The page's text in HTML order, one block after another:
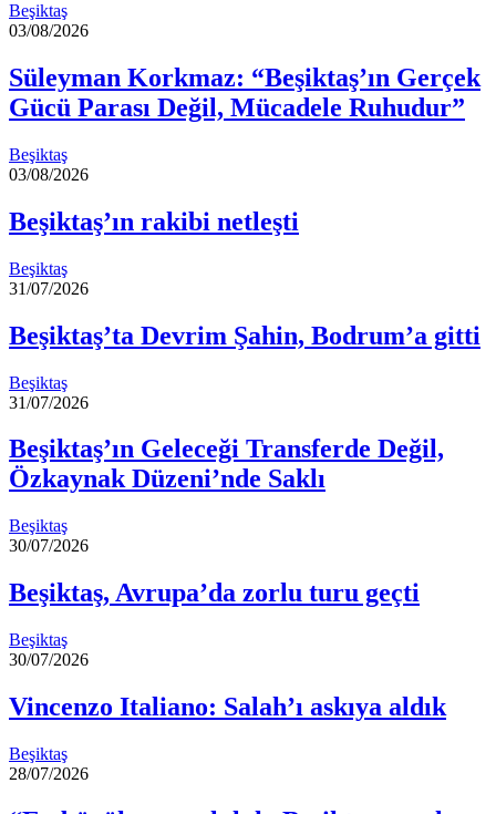
Beşiktaş
03/08/2026
Süleyman Korkmaz: “Beşiktaş’ın Gerçek
Gücü Parası Değil, Mücadele Ruhudur”
Beşiktaş
03/08/2026
Beşiktaş’ın rakibi netleşti
Beşiktaş
31/07/2026
Beşiktaş’ta Devrim Şahin, Bodrum’a gitti
Beşiktaş
31/07/2026
Beşiktaş’ın Geleceği Transferde Değil,
Özkaynak Düzeni’nde Saklı
Beşiktaş
30/07/2026
Beşiktaş, Avrupa’da zorlu turu geçti
Beşiktaş
30/07/2026
Vincenzo Italiano: Salah’ı askıya aldık
Beşiktaş
28/07/2026